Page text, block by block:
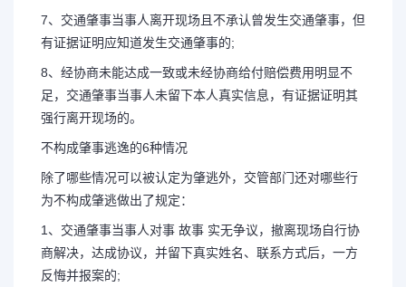
7、交通肇事当事人离开现场且不承认曾发生交通肇事，但
有证据证明应知道发生交通肇事的;
8、经协商未能达成一致或未经协商给付赔偿费用明显不
足，交通肇事当事人未留下本人真实信息，有证据证明其
强行离开现场的。
不构成肇事逃逸的6种情况
除了哪些情况可以被认定为肇逃外，交管部门还对哪些行
为不构成肇逃做出了规定：
1、交通肇事当事人对事 故事 实无争议，撤离现场自行协
商解决，达成协议，并留下真实姓名、联系方式后，一方
反悔并报案的;